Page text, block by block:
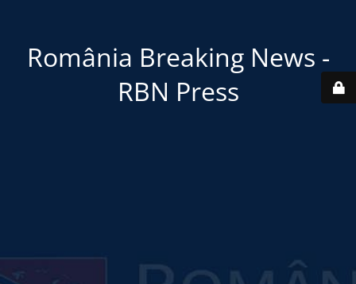
România Breaking News -
RBN Press